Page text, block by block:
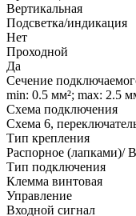
Вертикальная
Подсветка/индикация
Нет
Проходной
Да
Сечение
min: 0.5 мм²; max: 2.5
Схема подключения
Схема 6,
Тип крепления
Распорное (лапками)/
Тип подключения
Клемма винтовая
Управление
Входной сигнал